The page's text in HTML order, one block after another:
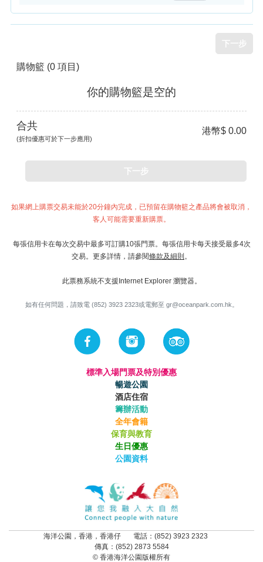
下一步
購物籃 (0 項目)
你的購物籃是空的
合共
(折扣優惠可於下一步應用)
港幣$ 0.00
下一步
如果網上購票交易未能於20分鐘內完成，已預留在購物籃之產品將會被取消，
客人可能需要重新購票。
每張信用卡在每次交易中最多可訂購10張門票。每張信用卡每天接受最多4次
交易。更多詳情，請參閱條款及細則 。
此票務系統不支援Internet Explorer 瀏覽器。
如有任何問題，請致電 (852) 3923 2323或電郵至 gr@oceanpark.com.hk
標準入場門票及特別優惠
暢遊公園
酒店住宿
籌辦活動
全年會籍
保育與教育
生日優惠
公園資料
海洋公園，香港，香港仔
電話：(852) 3923 2323
傳真：(852) 2873 5584
© 香港海洋公園版權所有